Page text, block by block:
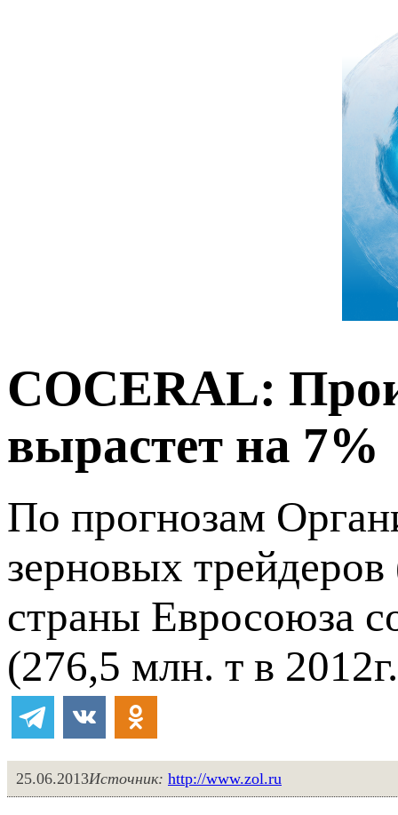
COCERAL:
вырастет на 7%
По прогнозам
зерновых
страны Евросоюза
(276,5 млн. т в
25.06.2013Источник: http://www.zol.ru